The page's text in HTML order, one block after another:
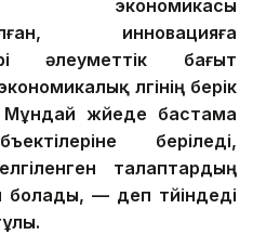
экономикасы
инновацияға
әлеуметтік бағыт
үлгінің берік
Мұндай жүйеде бастама
беріледі,
талаптардың
болады, — деп түйіндеді